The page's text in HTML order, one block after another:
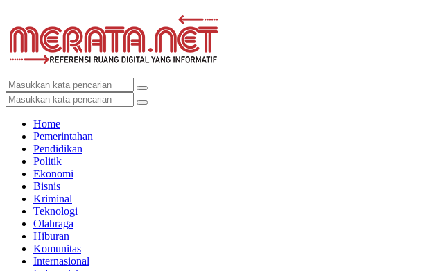
Home
Pemerintahan
Pendidikan
Politik
Ekonomi
Bisnis
Kriminal
Teknologi
Olahraga
Hiburan
Komunitas
Internasional